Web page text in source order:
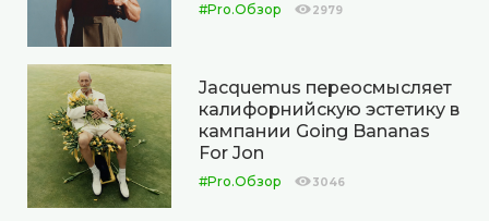
#Pro.Обзор 2979
Jacquemus переосмысляет
калифорнийскую эстетику в
кампании Going Bananas
For Jon
#Pro.Обзор 3046